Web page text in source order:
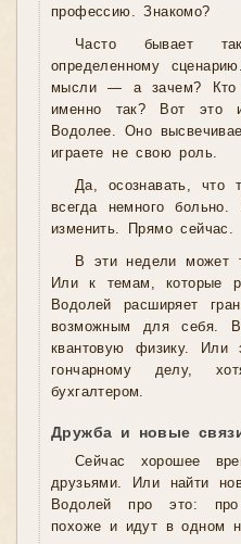
профессию. Знакомо?
Часто бывает
определенному
мысли — а зачем? Кто
именно так? Вот это
Водолее. Оно
играете не свою роль.
Да, осознавать,
всегда немного
изменить. Прямо сейчас.
В эти недели может
Или к темам, которые
Водолей расширяет
возможным для себя.
квантовую физику. Или
гончарному делу,
бухгалтером.
Дружба и новые
Сейчас хорошее
друзьями. Или найти
Водолей про это:
похоже и идут в одном